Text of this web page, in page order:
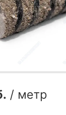
/ метр